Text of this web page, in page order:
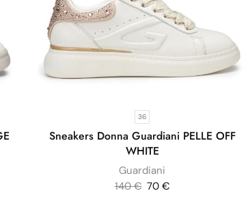
36
Sneakers Donna Guardiani PELLE OFF
WHITE
Guardiani
140€ 70 €